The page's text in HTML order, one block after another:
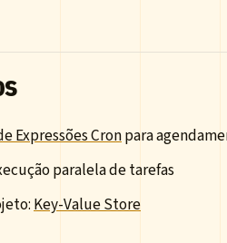
Expressões Cronpara
paralela de tarefas
Key-Value Store